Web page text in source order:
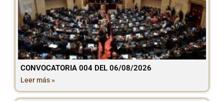
CONVOCATORIA 004 DEL 06/08/2026
Leer más »